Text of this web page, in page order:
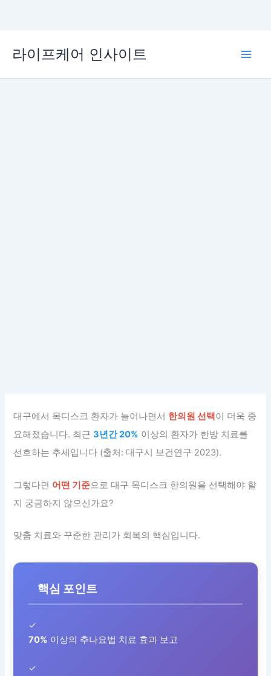
로
라이프케어 인사이트
대구에서 목디스크 환자가 늘어나면서 한의원 선택이 더욱 중
요해졌습니다. 최근3년간 20% 이상의 환자가 한방 치료를
선호하는 추세입니다 (출처: 대구시 보건연구 2023).
그렇다면 어떤 기준으로 대구 목디스크 한의원을 선택해야 할
지 궁금하지 않으신가요?
맞춤 치료와 꾸준한 관리가 회복의 핵심입니다.
핵심 포인트
✓
70% 이상의 추나요법 치료 효과 보고
✓